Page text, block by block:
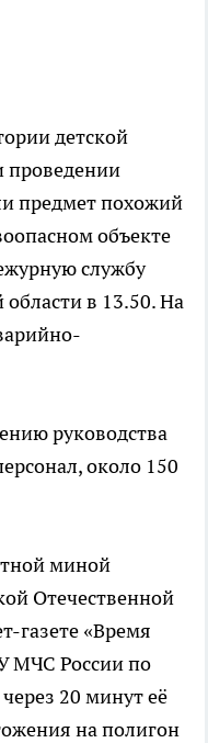
детской
проведении
предмет похожий
объекте
службу
в 13.50. На
руководства
около 150
миной
Отечественной
газете «Время
МЧС России по
20 минут её
на полигон